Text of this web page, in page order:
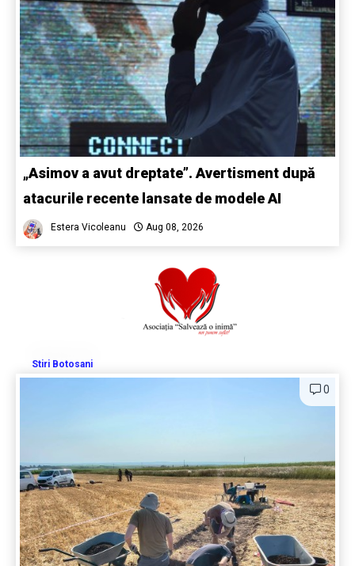
„Asimov a avut dreptate”. Avertisment după
atacurile recente lansate de modele AI
Estera Vicoleanu Aug 08, 2026
Stiri Botosani
0